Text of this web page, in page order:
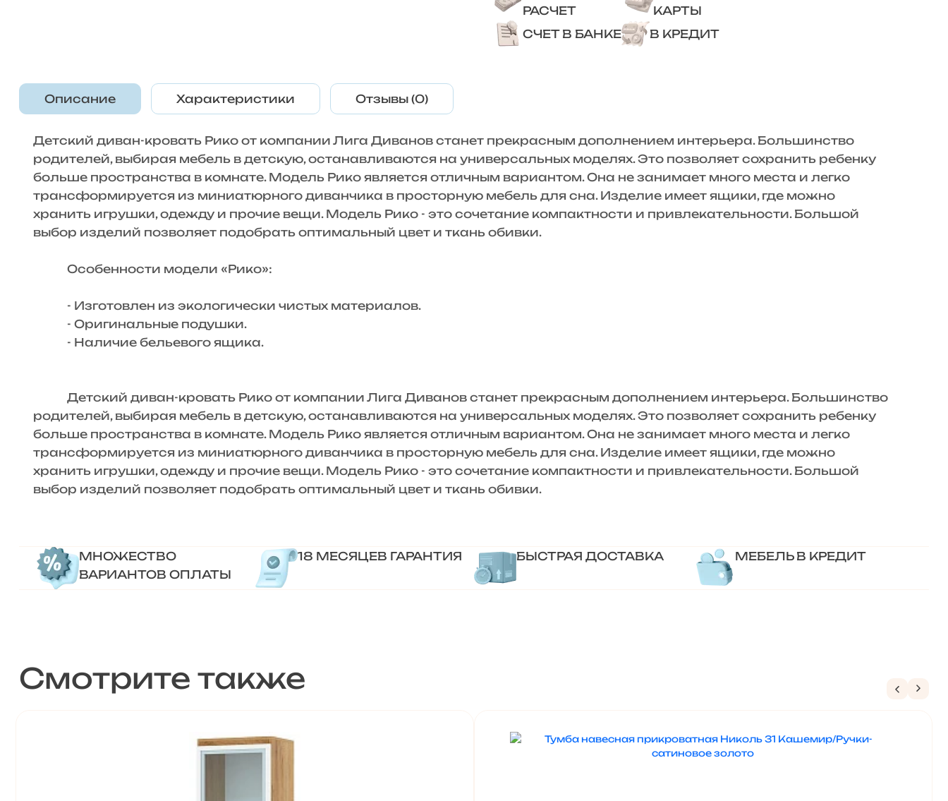
РАСЧЕТ
КАРТЫ
СЧЕТ В БАНКЕ
В КРЕДИТ
Описание Характеристики Отзывы (0)
Детский диван-кровать Рико от компании Лига Диванов станет прекрасным дополнением интерьера. Большинство
родителей, выбирая мебель в детскую, останавливаются на универсальных моделях. Это позволяет сохранить ребенку
больше пространства в комнате. Модель Рико является отличным вариантом. Она не занимает много места и легко
трансформируется из миниатюрного диванчика в просторную мебель для сна. Изделие имеет ящики, где можно
хранить игрушки, одежду и прочие вещи. Модель Рико - это сочетание компактности и привлекательности. Большой
выбор изделий позволяет подобрать оптимальный цвет и ткань обивки.
Особенности модели «Рико»:
- Изготовлен из экологически чистых материалов.
- Оригинальные подушки.
- Наличие бельевого ящика.
Детский диван-кровать Рико от компании Лига Диванов станет прекрасным дополнением интерьера. Большинство
родителей, выбирая мебель в детскую, останавливаются на универсальных моделях. Это позволяет сохранить ребенку
больше пространства в комнате. Модель Рико является отличным вариантом. Она не занимает много места и легко
трансформируется из миниатюрного диванчика в просторную мебель для сна. Изделие имеет ящики, где можно
хранить игрушки, одежду и прочие вещи. Модель Рико - это сочетание компактности и привлекательности. Большой
выбор изделий позволяет подобрать оптимальный цвет и ткань обивки.
МНОЖЕСТВО
ВАРИАНТОВ ОПЛАТЫ
18 МЕСЯЦЕВ ГАРАНТИЯ БЫСТРАЯ ДОСТАВКА МЕБЕЛЬ В КРЕДИТ
Смотрите также